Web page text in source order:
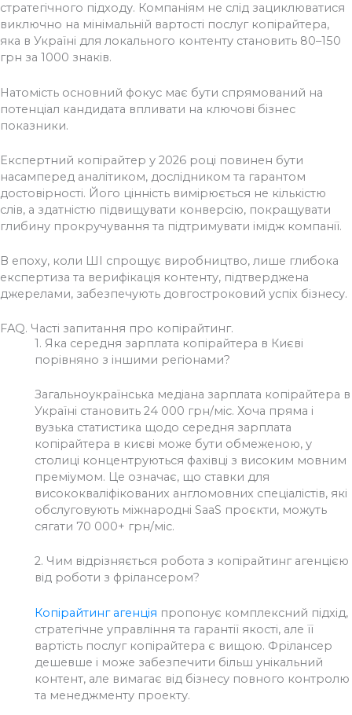
стратегічного підходу. Компаніям не слід зациклюватися
виключно на мінімальній вартості послуг копірайтера,
яка в Україні для локального контенту становить 80–150
грн за 1000 знаків.
Натомість основний фокус має бути спрямований на
потенціал кандидата впливати на ключові бізнес
показники.
Експертний копірайтер у 2026 році повинен бути
насамперед аналітиком, дослідником та гарантом
достовірності. Його цінність вимірюється не кількістю
слів, а здатністю підвищувати конверсію, покращувати
глибину прокручування та підтримувати імідж компанії.
В епоху, коли ШІ спрощує виробництво, лише глибока
експертиза та верифікація контенту, підтверджена
джерелами, забезпечують довгостроковий успіх бізнесу.
FAQ. Часті запитання про копірайтинг.
1. Яка середня зарплата копірайтера в Києві
порівняно з іншими регіонами?
Загальноукраїнська медіана зарплата копірайтера в
Україні становить 24 000 грн/міс. Хоча пряма і
вузька статистика щодо середня зарплата
копірайтера в києві може бути обмеженою, у
столиці концентруються фахівці з високим мовним
преміумом. Це означає, що ставки для
висококваліфікованих англомовних спеціалістів, які
обслуговують міжнародні SaaS проєкти, можуть
сягати 70 000+ грн/міс.
2. Чим відрізняється робота з копірайтинг агенцією
від роботи з фрілансером?
Копірайтинг агенція пропонує комплексний підхід,
стратегічне управління та гарантії якості, але її
вартість послуг копірайтера є вищою. Фрілансер
дешевше і може забезпечити більш унікальний
контент, але вимагає від бізнесу повного контролю
та менеджменту проекту.